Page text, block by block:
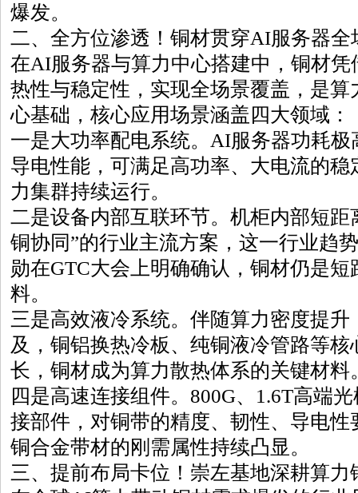
爆发。
二、全方位渗透！铜材贯穿AI服务器全
在AI服务器与算力中心搭建中，铜材
热性与稳定性，实现全场景覆盖，是
心基础，核心应用场景涵盖四大领域：
一是大功率配电系统。AI服务器功耗
导电性能，可满足高功率、大电流的
力集群持续运行。
二是设备内部互联环节。机柜内部短距
铜协同”的行业主流方案，这一行业趋
勋在GTC大会上明确确认，铜材仍是
料。
三是高效液冷系统。伴随算力密度提升
及，铜铝换热冷板、纯铜液冷管路等
长，铜材成为算力散热体系的关键材料
四是高速连接组件。800G、1.6T高端
接部件，对铜带的精度、韧性、导电
铜合金带材的刚需属性持续凸显。
三、提前布局卡位！崇左基地深耕算力